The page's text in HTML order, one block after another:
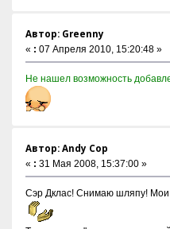
Автор: Greenny
« : 07 Апреля 2010, 15:20:48 »
Не нашел возможность
Автор: Andy Cop
« : 31 Мая 2008, 15:37:00 »
Сэр Дклас! Снимаю шляпу! Мои